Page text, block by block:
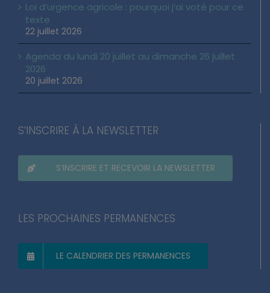
Loi d’urgence agricole : pourquoi j’ai voté pour ce
texte
22 juillet 2026
Agenda du lundi 20 juillet au dimanche 26 juillet
2026
20 juillet 2026
S’INSCRIRE À LA NEWSLETTER
S’INSCRIRE ET RECEVOIR LA NEWSLETTER
LES PROCHAINES PERMANENCES
LE CALENDRIER DES PERMANENCES